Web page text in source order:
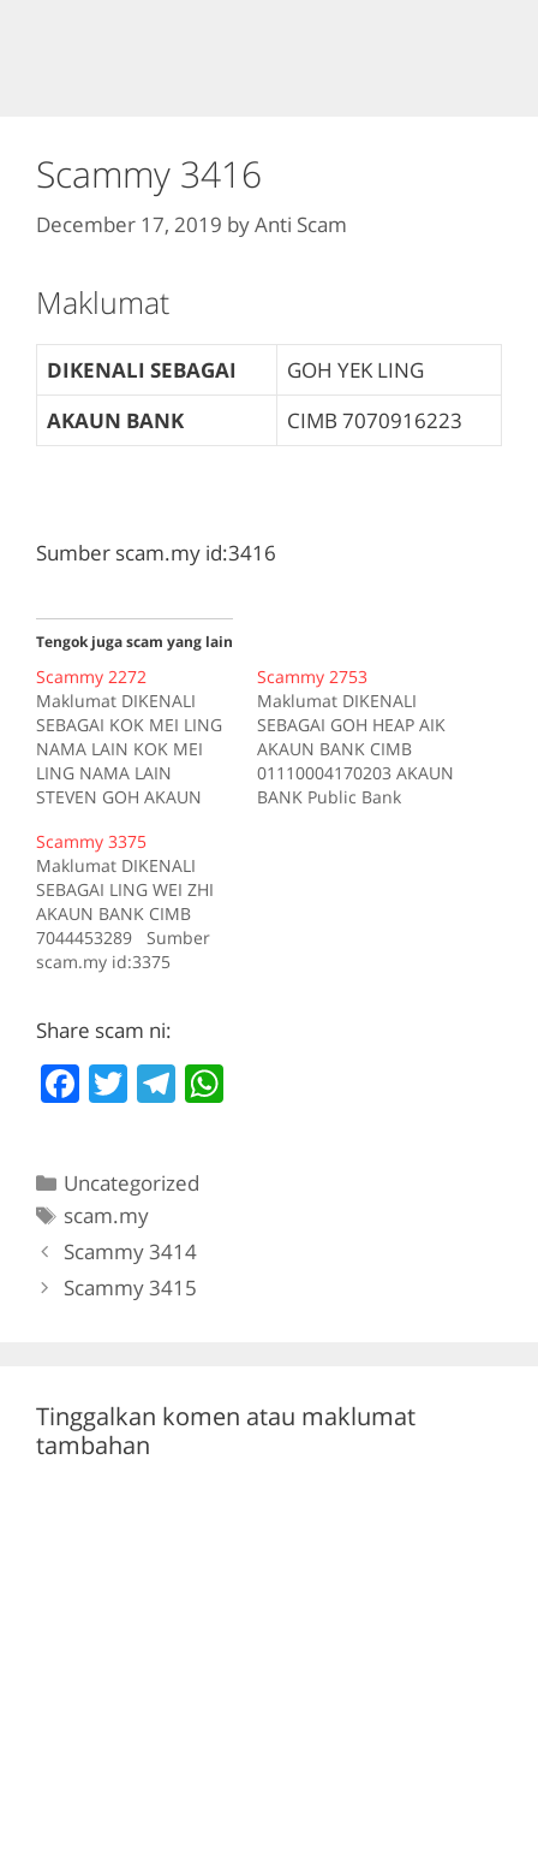
Scammy 3416
December 17, 2019 byAnti Scam
Maklumat
DIKENALI SEBAGAI
GOH YEK LING
AKAUN BANK
CIMB 7070916223
Sumber scam.my id:3416
Tengok juga scam yang lain
Scammy 2272
Maklumat DIKENALI
SEBAGAI KOK MEI LING
NAMA LAIN KOK MEI
LING NAMA LAIN
STEVEN GOH AKAUN
TELEFON 0173355901
Kes RM 388 Kes 1 2017-
01-31 Tiada deskripsi
Sumber scam.my
id:2272
Scammy 2753
Maklumat DIKENALI
SEBAGAI GOH HEAP AIK
AKAUN BANK CIMB
01110004170203 AKAUN
BANK Public Bank
Scammy 3375
Maklumat DIKENALI
SEBAGAI LING WEI ZHI
AKAUN BANK CIMB
7044453289 Sumber
scam.my id:3375
Share scam ni:
F
e
b
o
T
er
T
gr
a
m
Categories
Uncategorized
Tags
scam.my
Scammy 3414
Scammy 3415
Tinggalkan komen atau maklumat
tambahan